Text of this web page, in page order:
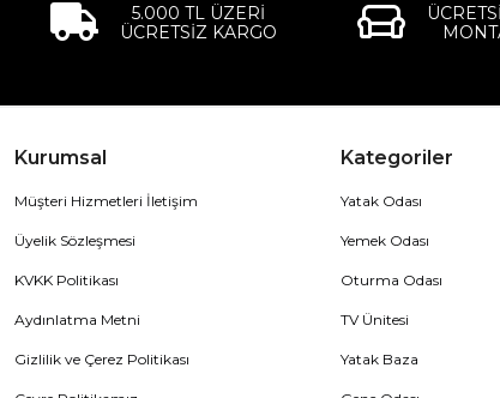
5.000 TL ÜZERİ
ÜCRETSİZ KARGO
Kurumsal
Müşteri Hizmetleri İletişim
Üyelik Sözleşmesi
KVKK Politikası
Aydınlatma Metni
Gizlilik ve Çerez Politikası
Kategoriler
Yatak Odası
Yemek Odası
Oturma Odası
TV Ünitesi
Yatak Baza